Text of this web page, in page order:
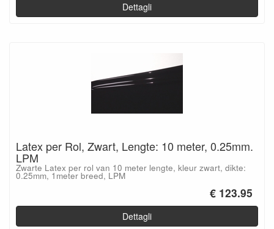
Dettagli
Latex per Rol, Zwart, Lengte: 10 meter, 0.25mm.
LPM
Zwarte Latex per rol van 10 meter lengte, kleur zwart, dikte:
0.25mm, 1meter breed, LPM
€ 123.95
Dettagli